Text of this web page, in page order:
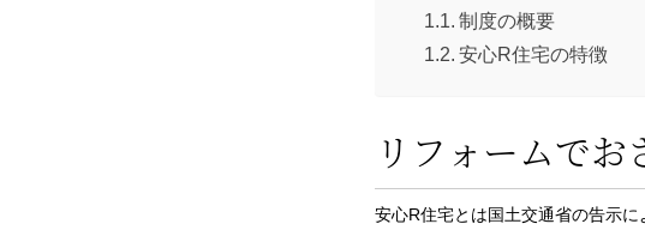
制度の概要
安心R住宅の特徴
リフォームで
安心R住宅とは国土交通省の告示